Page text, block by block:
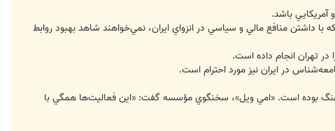
باشد.
داشتن منافع مالي و سياسي در انزواي ايران، نمي‌خواهند شاهد بهبود روابط
در ايران نيز مورد احترام است.
فرهنگ بوده است. «امي ويل»، سخنگوي مؤسسه گفت: «اين فعاليت‌ها همگي با